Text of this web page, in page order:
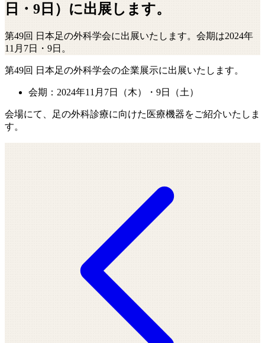
日・9日）に出展します。
第49回 日本足の外科学会に出展いたします。会期は2024年
11月7日・9日。
第49回 日本足の外科学会の企業展示に出展いたします。
会期：2024年11月7日（木）・9日（土）
会場にて、足の外科診療に向けた医療機器をご紹介いたしま
す。